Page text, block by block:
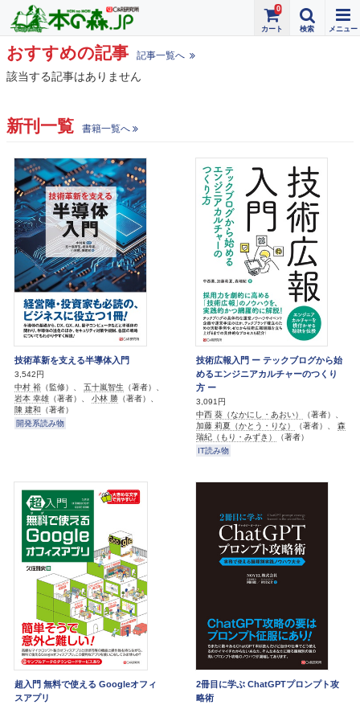
0
おすすめの記事 記事一覧へ
該当する記事はありません
新刊一覧 書籍一覧へ
技術革新を支える半導体入門
3,542円
中村 裕 （監修）、 五十嵐智生 （著者）、
岩本 幸雄 （著者）、 小林 勝 （著者）、
陳 建和 （著者）
開発系読み物
技術広報入門 ー テックブログから始
めるエンジニアカルチャーのつくり
方 ー
3,091円
中西 葵（なかにし・あおい）
（著者）、
加藤 莉夏（かとう・りな）
（著者）、 森
瑞紀（もり・みずき）
（著者）
IT読み物
超入門 無料で使える Googleオフィ
スアプリ
2冊目に学ぶ ChatGPTプロンプト攻
略術